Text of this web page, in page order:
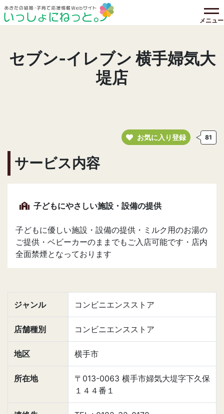
メニュー
セブン‐イレブン 横手婦気大
堤店
お気に入り登録 81
サービス内容
子どもにやさしい施設・設備の提供
子どもに優しい施設・設備の提供・ミルク用のお湯の
ご提供・ベビーカーのままでもご入店可能です・店内
全面禁煙となっております
ジャンル コンビニエンスストア
店舗種別 コンビニエンスストア
地区 横手市
所在地
〒013-0063 横手市婦気大堤字下久保
１４４番１